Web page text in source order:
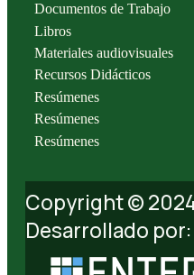
Documentos de Trabajo
Libros
Materiales audiovisuales
Recursos Didácticos
Resúmenes
Resúmenes
Resúmenes
Copyright ©
Desarrollado por: